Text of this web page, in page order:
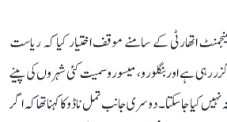
اتھارٹی کے سامنے موقف اختیار کیا کہ ریاست
ہے اور بنگلورو، میسورو سمیت کئی شہروں کی پینے
کیا جا سکتا۔ دوسری جانب تمل ناڈو کا کہنا تھا کہ اگر